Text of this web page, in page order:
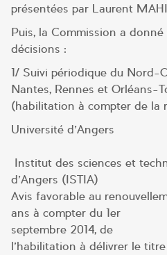
présentées par Laurent
Puis, la Commission a
décisions :
1/ Suivi périodique du Nord-
Nantes, Rennes et Orléans-
(habilitation à compter de la
Université d’Angers
Institut des sciences et
d’Angers (ISTIA)
Avis favorable au
ans à compter du 1er
septembre 2014, de
l’habilitation à délivrer le